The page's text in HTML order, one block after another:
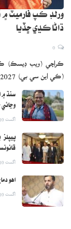
ورلڊ ڪپ فارميٽ ۾
ڌاڻا ڪڍي ڇڏيا
ڪراچي (ويب ڊيسڪ)
(ڪي اين سي بي) 2027ع واري مينز ون ڊي ورلڊ ڪپ جي فارميٽ…
سنڌ ۾
اگست 10, 2026
اگست 10, 2026
اهو
اگست 10, 2026